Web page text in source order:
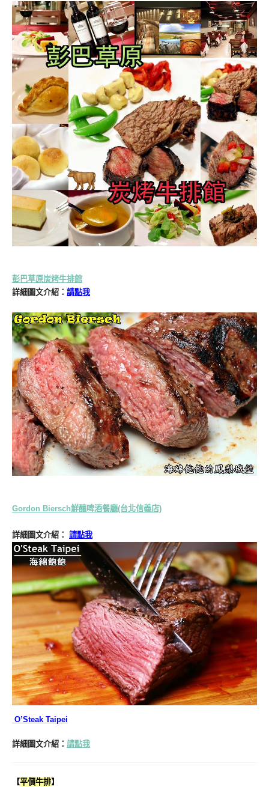
彭巴草原炭烤牛排館
詳細圖文介紹： 請點我
Gordon Biersch鮮釀啤酒餐廳(台北信義店)
詳細圖文介紹： 請點我
O’Steak Taipei
詳細圖文介紹： 請點我
【平價牛排】